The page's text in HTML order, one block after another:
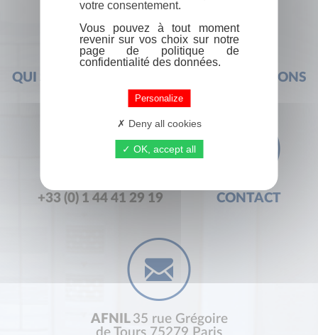
QUI SOMMES-NOUS ? FOIRE AUX QUESTIONS
+33 (0) 1 44 41 29 19 CONTACT
AFNIL 35 rue Grégoire
votre consentement.
Vous pouvez à tout moment
revenir sur vos choix sur notre
page de politique de
confidentialité des données.
Personalize
Deny all cookies
OK, accept all